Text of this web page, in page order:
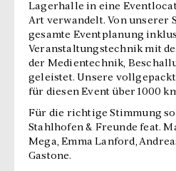
Lagerhalle in eine
Art verwandelt. Von unserer
gesamte Eventplanung
Veranstaltungstechnik mit
der Medientechnik,
geleistet. Unsere
für diesen Event über 1000
Für die richtige Stimmung
Stahlhofen & Freunde feat.
Mega, Emma Lanford,
Gastone.